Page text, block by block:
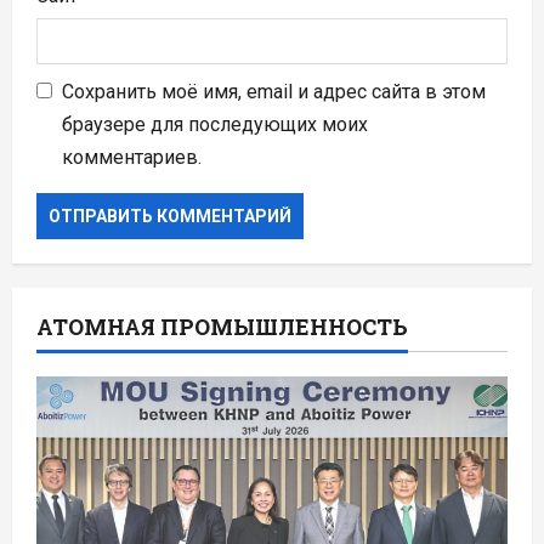
Сохранить моё имя, email и адрес сайта в этом
браузере для последующих моих
комментариев.
АТОМНАЯ ПРОМЫШЛЕННОСТЬ